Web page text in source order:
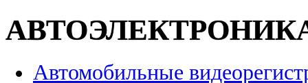
Автомобильные